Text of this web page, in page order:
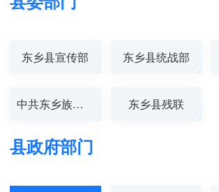
东乡县宣传部 东乡县统战部
中共东乡族自治... 东乡县残联
县政府部门